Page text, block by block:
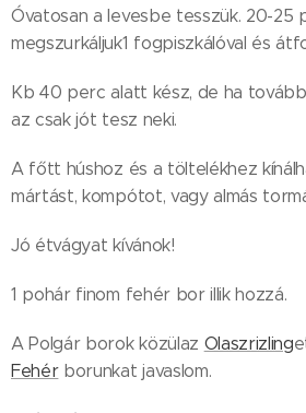
Óvatosan a levesbe tesszük. 20-25
megszurkáljuk1 fogpiszkálóval és
Kb 40 perc alatt kész, de ha
az csak jót tesz neki.
A főtt húshoz és a töltelékhez
mártást, kompótot, vagy almás
Jó étvágyat kívánok!
1 pohár finom fehér bor illik hozzá.
A Polgár borok közülaz Olaszrizling
Fehérborunkat javaslom.